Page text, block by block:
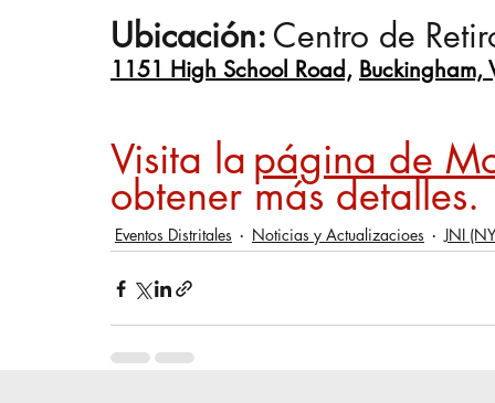
Ubicación: Centro de
1151 High School Road, Buckingham,
Visita la página de
obtener más detalles.
Eventos Distritales Noticias y Actualizacioes JNI